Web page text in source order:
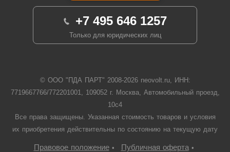
+7 495 646 1257
Только для юридических лиц
© ООО "ПДА ПАРТ" 2008-2026neovolt.ru, ИНН:
7719667766/772201001, 109052 г. Москва, Автомобильный проезд,
10с4
Все права защищены. Указанная стоимость товаров и условия
их приобретения действительны по состоянию на текущую дату
Правовое положение• Публичная оферта•